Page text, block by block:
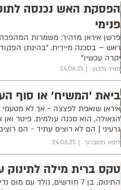
הפסקת האש נכנסה
פנימי
פרשן איראן מזהיר: משמרות
ראש – בסכנה מיידית. "בהינתן
יקרה עכשיו"
מאיר גלבוע 24.06.25
ביאת 'המשיח' או סוף
איראן שואפת לפצצה - אך לא
הגאולה, הוא סכנה עולמית. פיטר
גרעיני | הם לא רוצים עתיד - הם
ליפא גינסברגר 24.06.25
טקס ברית מילה לתינוק
התינוק, בן 7 חודשים,